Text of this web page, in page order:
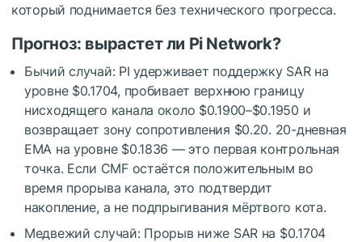
который поднимается без технического прогресса.
Прогноз: вырастет ли Pi Network?
Бычий случай: PI удерживает поддержку SAR на
уровне $0.1704, пробивает верхнюю границу
нисходящего канала около $0.1900–$0.1950 и
возвращает зону сопротивления $0.20. 20-дневная
EMA на уровне $0.1836 — это первая контрольная
точка. Если CMF остаётся положительным во
время прорыва канала, это подтвердит
накопление, а не подпрыгивания мёртвого кота.
Медвежий случай: Прорыв ниже SAR на $0.1704